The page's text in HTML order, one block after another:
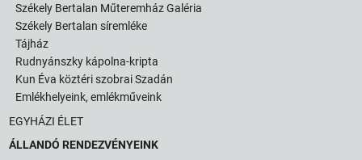
Székely Bertalan Műteremház Galéria
Székely Bertalan síremléke
Tájház
Rudnyánszky kápolna-kripta
Kun Éva köztéri szobrai Szadán
Emlékhelyeink, emlékműveink
EGYHÁZI ÉLET
ÁLLANDÓ RENDEZVÉNYEINK